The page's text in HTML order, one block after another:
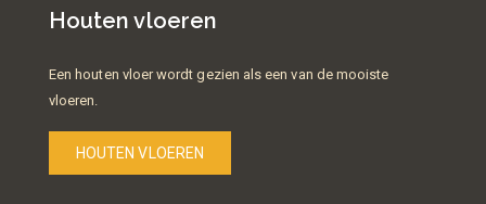
Houten vloeren
Een houten vloer wordt gezien als een van de mooiste
vloeren.
HOUTEN VLOEREN